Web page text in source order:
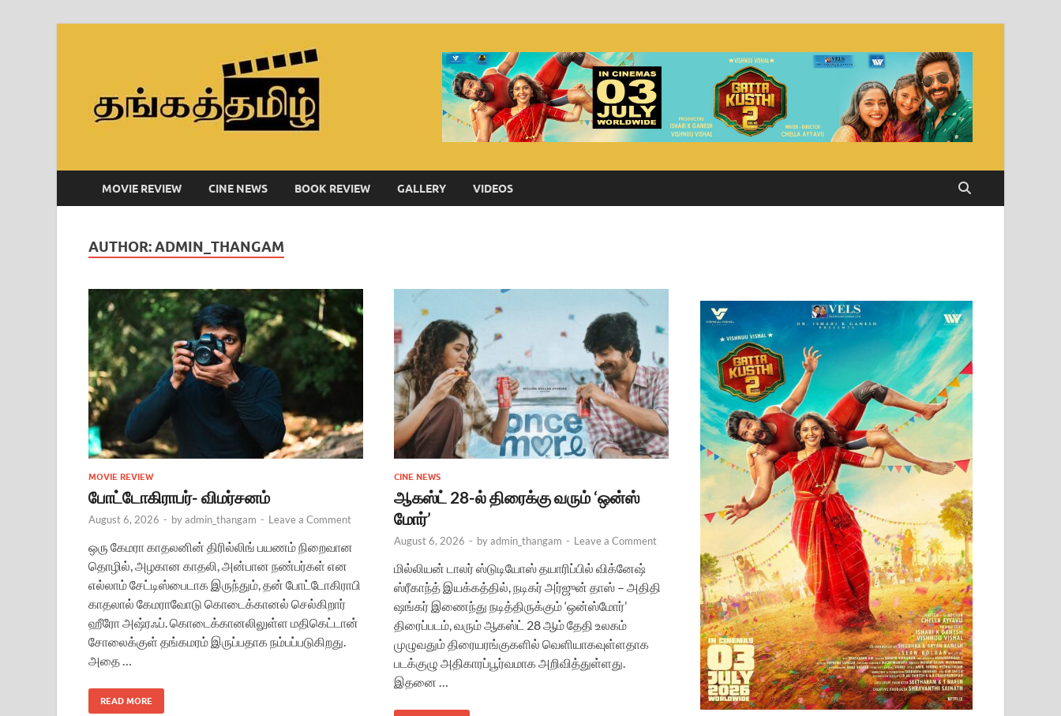
Thanga Tamil
MOVIE REVIEW CINE NEWS BOOK REVIEW GALLERY VIDEOS
AUTHOR:ADMIN_THANGAM
MOVIE REVIEW
போட்டோகிராபர்- விமர்சனம்
August 6, 2026 - byadmin_thangam - Leave a Comment
ஒரு கேமரா காதலனின் திரில்லிங் பயணம் நிறைவான
தொழில், அழகான காதலி, அன்பான நண்பர்கள் என
எல்லாம் சேட்டிஸ்பைடாக இருந்தும், தன் போட்டோகிராபி
காதலால் கேமராவோடு கொடைக்கானல் செல்கிறார்
ஹீரோ அஷ்ரஃப். கொடைக்கானலிலுள்ள மதிகெட்டான்
சோலைக்குள் தங்கமரம் இருப்பதாக நம்பப்படுகிறது.
அதை …
READ MORE
CINE NEWS
ஆகஸ்ட் 28-ல் திரைக்கு வரும் ‘ஒன்ஸ்
மோர்’
August 6, 2026 - byadmin_thangam - Leave a Comment
மில்லியன் டாலர் ஸ்டுடியோஸ் தயாரிப்பில் விக்னேஷ்
ஸ்ரீகாந்த் இயக்கத்தில், நடிகர் அர்ஜுன் தாஸ் – அதிதி
ஷங்கர் இணைந்து நடித்திருக்கும் ‘ஒன்ஸ்மோர்’
திரைப்படம், வரும் ஆகஸ்ட் 28 ஆம் தேதி உலகம்
முழுவதும் திரையரங்குகளில் வெளியாகவுள்ளதாக
படக்குழு அதிகாரப்பூர்வமாக அறிவித்துள்ளது.
இதனை …